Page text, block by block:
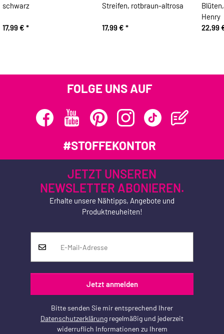
schwarz
17,99 € *
Streifen, rotbraun-altrosa
17,99 € *
Henry
22,99
FOLGE UNS AUF
#STOFFEKONTOR
JETZT UNSEREN
NEWSLETTER ABONIEREN.
Erhalte unsere Nähtipps, Angebote und
Produktneuheiten!
Jetzt anmelden
Bitte senden Sie mir entsprechend Ihrer
Datenschutzerklärung regelmäßig und jederzeit
widerruflich Informationen zu Ihrem